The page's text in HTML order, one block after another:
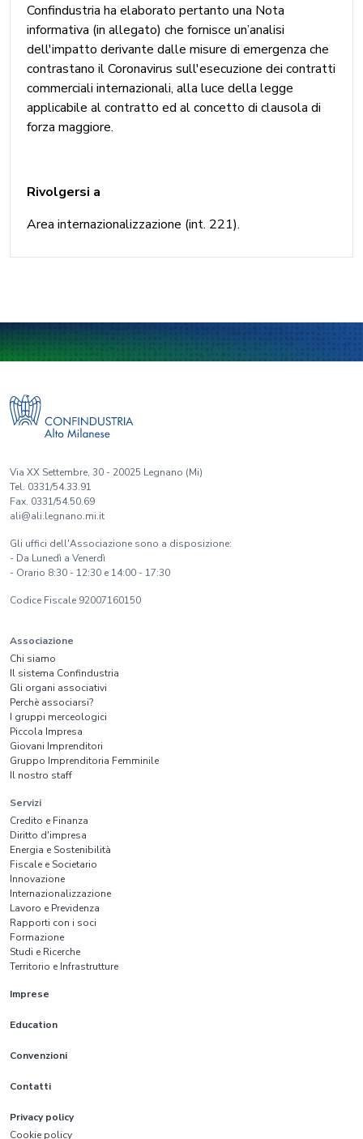
Confindustria ha elaborato pertanto una Nota
informativa (in allegato) che fornisce un’analisi
dell'impatto derivante dalle misure di emergenza che
contrastano il Coronavirus sull'esecuzione dei contratti
commerciali internazionali, alla luce della legge
applicabile al contratto ed al concetto di clausola di
forza maggiore.
Rivolgersi a
Area internazionalizzazione (int. 221).
Via XX Settembre, 30 - 20025 Legnano (Mi)
Tel. 0331/54.33.91
Fax. 0331/54.50.69
ali@ali.legnano.mi.it
Gli uffici dell'Associazione sono a disposizione:
- Da Lunedì a Venerdì
- Orario 8:30 - 12:30 e 14:00 - 17:30
Codice Fiscale 92007160150
Associazione
Chi siamo
Il sistema Confindustria
Gli organi associativi
Perchè associarsi?
I gruppi merceologici
Piccola Impresa
Giovani Imprenditori
Gruppo Imprenditoria Femminile
Il nostro staff
Servizi
Credito e Finanza
Diritto d'impresa
Energia e Sostenibilità
Fiscale e Societario
Innovazione
Internazionalizzazione
Lavoro e Previdenza
Rapporti con i soci
Formazione
Studi e Ricerche
Territorio e Infrastrutture
Imprese
Education
Convenzioni
Contatti
Privacy policy
Cookie policy